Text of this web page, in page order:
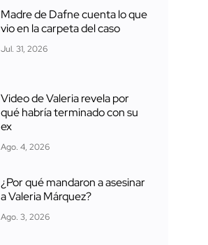
Madre de Dafne cuenta lo que
vio en la carpeta del caso
Jul. 31, 2026
Video de Valeria revela por
qué habría terminado con su
ex
Ago. 4, 2026
¿Por qué mandaron a asesinar
a Valeria Márquez?
Ago. 3, 2026